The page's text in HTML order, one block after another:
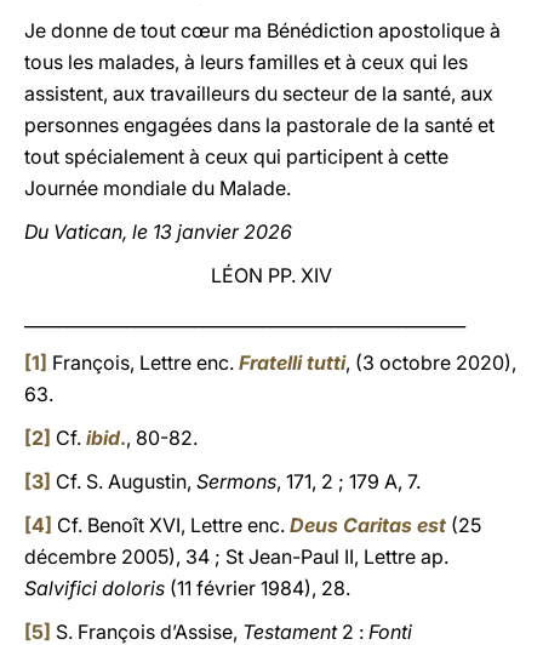
Je donne de tout cœur ma Bénédiction apostolique à
tous les malades, à leurs familles et à ceux qui les
assistent, aux travailleurs du secteur de la santé, aux
personnes engagées dans la pastorale de la santé et
tout spécialement à ceux qui participent à cette
Journée mondiale du Malade.
Du Vatican, le 13 janvier 2026
LÉON PP. XIV
[1] François, Lettre enc. Fratelli tutti, (3 octobre 2020),
63.
[2] Cf. ibid., 80-82.
[3] Cf. S. Augustin, Sermons, 171, 2 ; 179 A, 7.
[4] Cf. Benoît XVI, Lettre enc. Deus Caritas est (25
décembre 2005), 34 ; St Jean-Paul II, Lettre ap.
Salvifici doloris (11 février 1984), 28.
[5] S. François d’Assise, Testament2 : Fonti